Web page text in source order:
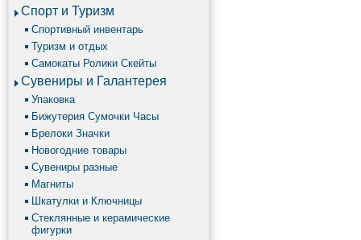
Спорт и Туризм
Спортивный инвентарь
Туризм и отдых
Самокаты Ролики Скейты
Сувениры и Галантерея
Упаковка
Бижутерия Сумочки Часы
Брелоки Значки
Новогодние товары
Сувениры разные
Магниты
Шкатулки и Ключницы
Стеклянные и керамические
фигурки